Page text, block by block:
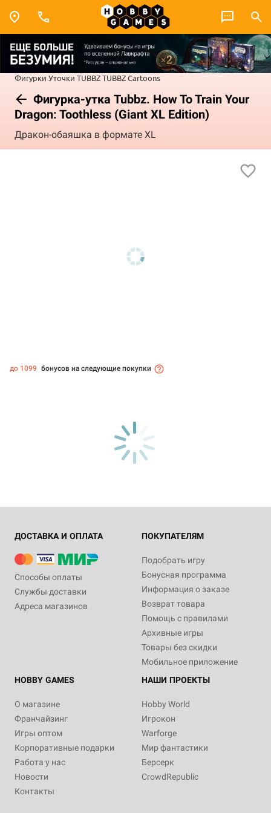
Фигурки Уточки TUBBZTUBBZ Cartoons
Фигурка-утка Tubbz. How To Train Your
Dragon: Toothless (Giant XL Edition)
Дракон-обаяшка в формате XL
до 1099 бонусов на следующие покупки
ДОСТАВКА И ОПЛАТА
Способы оплаты
Службы доставки
Адреса магазинов
ПОКУПАТЕЛЯМ
Подобрать игру
Бонусная программа
Информация о заказе
Возврат товара
Помощь с правилами
Архивные игры
Товары без скидки
Мобильное приложение
HOBBY GAMES
О магазине
Франчайзинг
Игры оптом
Корпоративные подарки
Работа у нас
Новости
Контакты
НАШИ ПРОЕКТЫ
Hobby World
Игрокон
Warforge
Мир фантастики
Берсерк
CrowdRepublic